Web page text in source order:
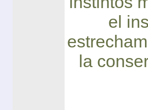
el
la